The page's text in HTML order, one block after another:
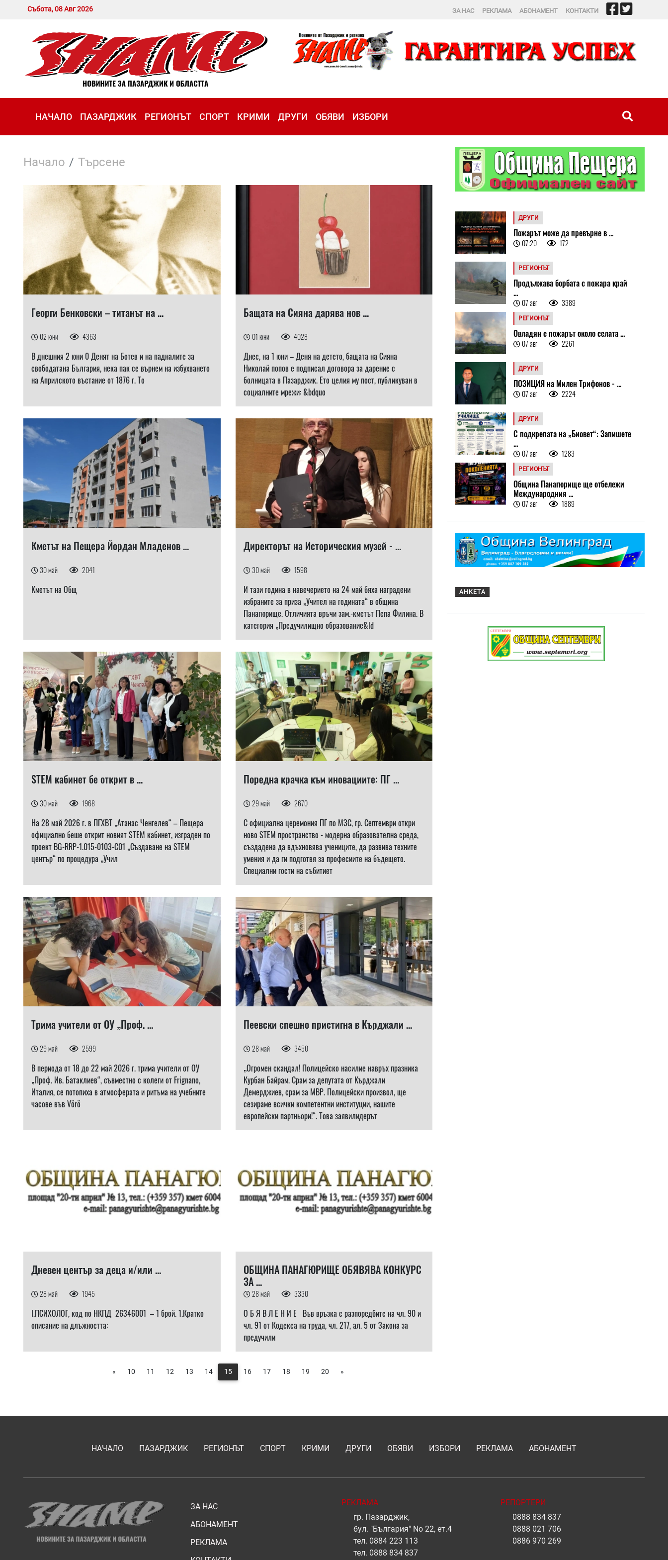
Събота, 08 Авг 2026 ЗА НАС РЕКЛАМА АБОНАМЕНТ КОНТАКТИ
НАЧАЛО ПАЗАРДЖИК РЕГИОНЪТ СПОРТ КРИМИ ДРУГИ ОБЯВИ ИЗБОРИ
Начало Търсене
Георги Бенковски – титанът на ...
02 юни 4363
В днешния 2 юни 0 Денят на Ботев и на падналите за
свободатана България, нека пак се върнем на избухването
на Априлското въстание от 1876 г. То
Бащата на Сияна дарява нов ...
01 юни 4028
Днес, на 1 юни – Деня на детето, бащата на Сияна
Николай попов е подписал договора за дарение с
болницата в Пазарджик. Ето целия му пост, публикуван в
социалните мрежи: &bdquo
Кметът на Пещера Йордан Младенов ...
30 май 2041
Кметът на Общ
Директорът на Историческия музей - ...
30 май 1598
И тази година в навечерието на 24 май бяха наградени
избраните за приза „Учител на годината“ в община
Панагюрище. Отличията връчи зам.-кметът Пепа Филина. В
категория „Предучилищно образование&ld
STEM кабинет бе открит в ...
30 май 1968
На 28 май 2026 г. в ПГХВТ „Атанас Ченгелев“ – Пещера
официално беше открит новият STEM кабинет, изграден по
проект BG-RRP-1.015-0103-C01 „Създаване на STEM
център“ по процедура „Учил
Поредна крачка към иновациите: ПГ ...
29 май 2670
С официална церемония ПГ по МЗС, гр. Септември откри
ново STEM пространство - модерна образователна среда,
създадена да вдъхновява учениците, да развива техните
умения и да ги подготвя за професиите на бъдещето.
Специални гости на събитиет
Трима учители от ОУ „Проф. ...
29 май 2599
В периода от 18 до 22 май 2026 г. трима учители от ОУ
„Проф. Ив. Батаклиев“, съвместно с колеги от Frignano,
Италия, се потопиха в атмосферата и ритъма на учебните
часове във Vörö
Пеевски спешно пристигна в Кърджали ...
28 май 3450
„Огромен скандал! Полицейско насилие навръх празника
Курбан Байрам. Срам за депутата от Кърджали
Демерджиев, срам за МВР. Полицейски произвол, ще
сезираме всички компетентни институции, нашите
европейски партньори!“. Това заявилидерът
Дневен център за деца и/или ...
28 май 1945
I.ПСИХОЛОГ, код по НКПД 26346001 – 1 брой. 1.Кратко
описание на длъжността:
ОБЩИНА ПАНАГЮРИЩЕ ОБЯВЯВА КОНКУРС
ЗА ...
28 май 3330
О Б Я В Л Е Н И Е Във връзка с разпоредбите на чл. 90 и
чл. 91 от Кодекса на труда, чл. 217, ал. 5 от Закона за
предучили
« 10 11 12 13 14 15 16 17 18 19 20 »
ДРУГИ
Пожарът може да превърне в ...
07:20 172
РЕГИОНЪТ
Продължава борбата с пожара край
...
07 авг 3389
РЕГИОНЪТ
Овладян е пожарът около селата ...
07 авг 2261
ДРУГИ
ПОЗИЦИЯ на Милен Трифонов - ...
07 авг 2224
ДРУГИ
С подкрепата на „Биовет“: Запишете
...
07 авг 1283
РЕГИОНЪТ
Община Панагюрище ще отбележи
Международния ...
07 авг 1889
АНКЕТА
НАЧАЛО ПАЗАРДЖИК РЕГИОНЪТ СПОРТ КРИМИ ДРУГИ ОБЯВИ ИЗБОРИ РЕКЛАМА АБОНАМЕНТ
ЗА НАС
АБОНАМЕНТ
РЕКЛАМА
РЕКЛАМА
гр. Пазарджик,
бул. "България" No 22, ет.4
тел. 0884 223 113
тел. 0888 834 837
РЕПОРТЕРИ
0888 834 837
0888 021 706
0886 970 269